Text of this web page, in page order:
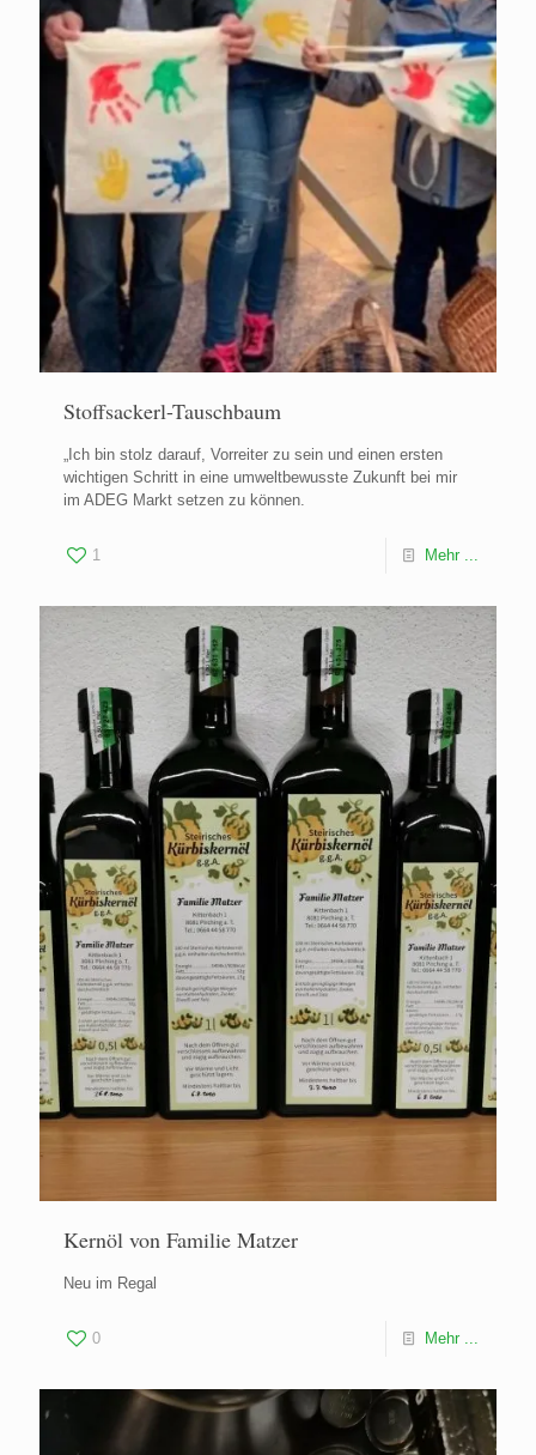
Stoffsackerl-Tauschbaum
„Ich bin stolz darauf, Vorreiter zu sein und einen ersten
wichtigen Schritt in eine umweltbewusste Zukunft bei mir
im ADEG Markt setzen zu können.
1 Mehr ...
Kernöl von Familie Matzer
Neu im Regal
0 Mehr ...